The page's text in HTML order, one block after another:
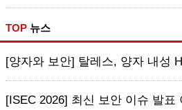
TOP 뉴스
[양자와 보안] 탈레스, 양자 내성
[ISEC 2026] 최신 보안 이슈 발표